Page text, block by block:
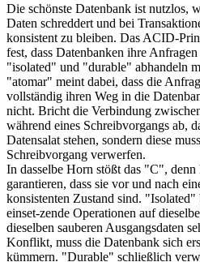
Die schönste Datenbank ist nutzlos,
Daten schreddert und bei
konsistent zu bleiben. Das ACID-
fest, dass Datenbanken ihre
"isolated" und "durable" abhandeln
"atomar" meint dabei, dass die
vollständig ihren Weg in die
nicht. Bricht die Verbindung
während eines Schreibvorgangs ab,
Datensalat stehen, sondern diese
Schreibvorgang verwerfen.
In dasselbe Horn stößt das "C", denn
garantieren, dass sie vor und nach
konsistenten Zustand sind. "Isolated"
einset-zende Operationen auf
dieselben sauberen Ausgangsdaten
Konflikt, muss die Datenbank sich
kümmern. "Durable" schließlich